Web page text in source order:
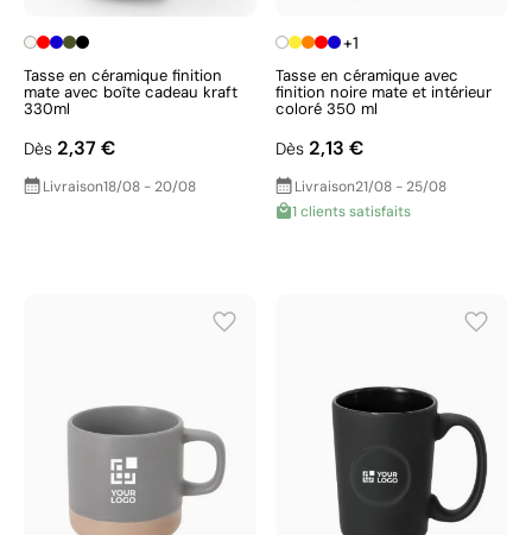
Tasse en céramique finition
mate avec boîte cadeau kraft
330ml
Dès 2,37 €
Livraison18/08 - 20/08
+1
Tasse en céramique avec
finition noire mate et intérieur
coloré 350 ml
Dès 2,13 €
Livraison21/08 - 25/08
1 clients satisfaits